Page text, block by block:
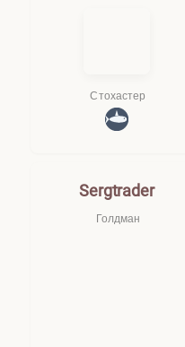
Стохастер
Sergtrader
Голдман